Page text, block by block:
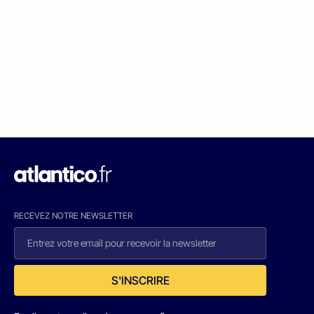
RECEVEZ NOTRE NEWSLETTER
S'INSCRIRE